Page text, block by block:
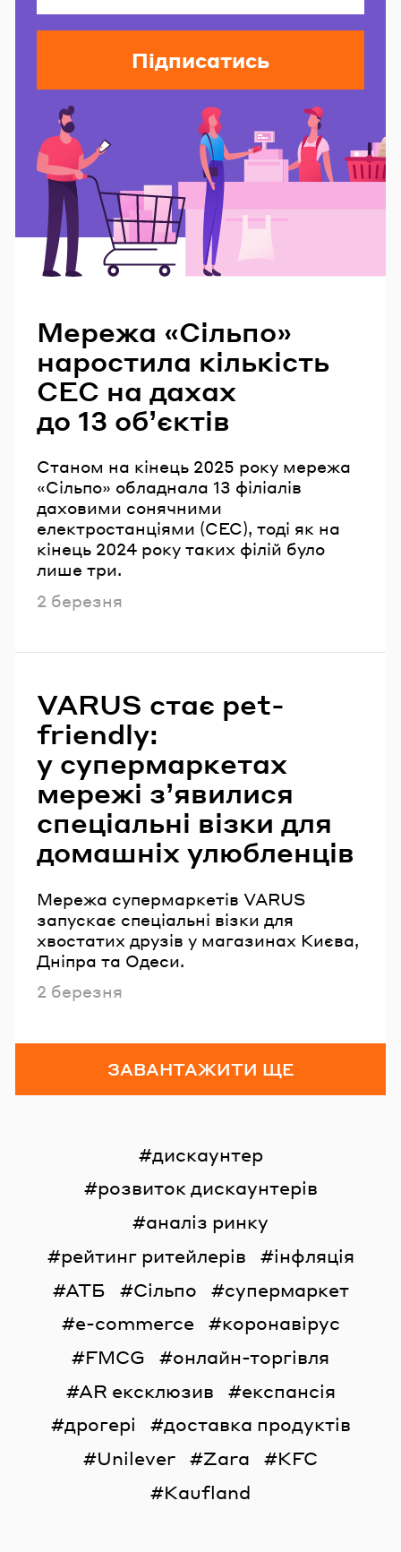
Підписатись
Мережа «Сільпо»
наростила кількість
СЕС на дахах
до 13 об’єктів
Станом на кінець 2025 року мережа
«Сільпо» обладнала 13 філіалів
даховими сонячними
електростанціями (СЕС), тоді як на
кінець 2024 року таких філій було
лише три.
Опубліковано
2 березня
VARUS стає pet-
friendly:
у супермаркетах
мережі з’явилися
спеціальні візки для
домашніх улюбленців
Мережа супермаркетів VARUS
запускає спеціальні візки для
хвостатих друзів у магазинах Києва,
Дніпра та Одеси.
Опубліковано
2 березня
ЗАВАНТАЖИТИ ЩЕ
дискаунтер
розвиток дискаунтерів
аналіз ринку
рейтинг ритейлерів
інфляція
АТБ
Сільпо
супермаркет
e-commerce
коронавірус
FMCG
онлайн-торгівля
AR ексклюзив
експансія
дрогері
доставка продуктів
Unilever
Zara
KFC
Kaufland